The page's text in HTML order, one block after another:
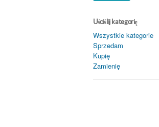
Uściślij kategorię
Wszystkie kategorie
Sprzedam
Kupię
Zamienię